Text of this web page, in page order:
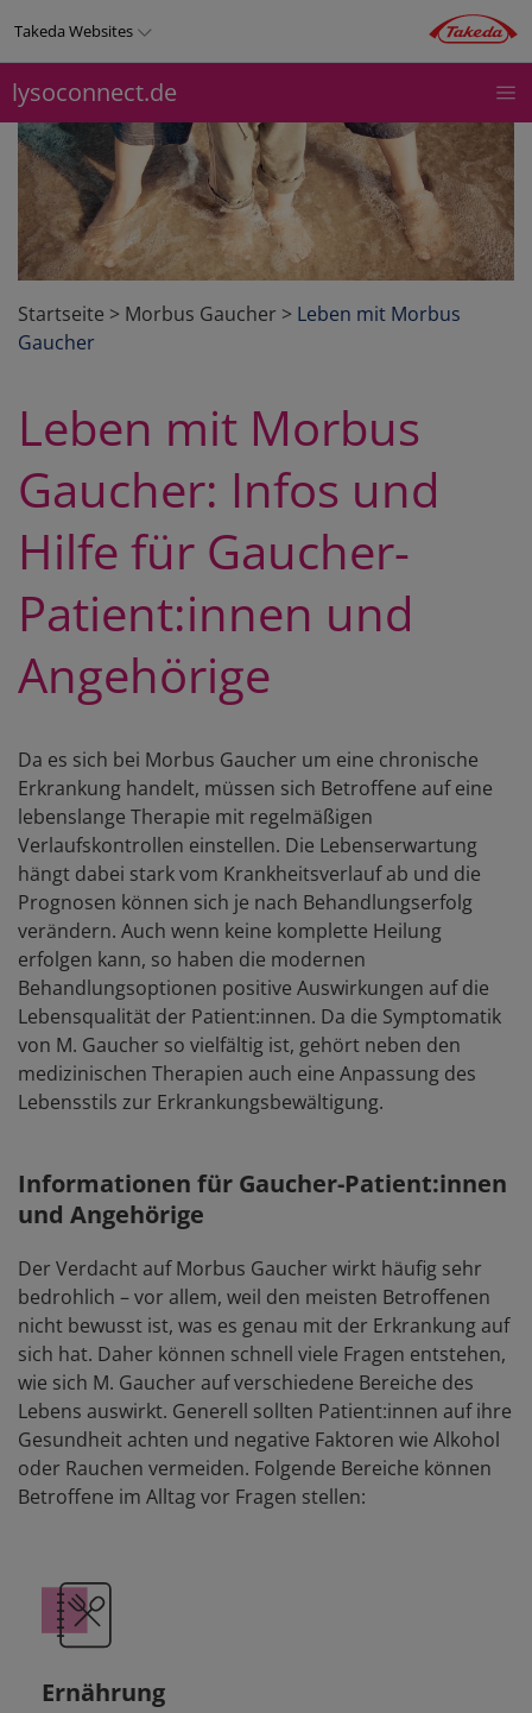
zum
Inhalt
Takeda Websites
Top
menu
LYSOCONNECT
lysoconnect.de
Startseite > Morbus Gaucher > Leben mit Morbus
Gaucher
Leben mit Morbus
Gaucher: Infos und
Hilfe für Gaucher-
Patient:innen und
Angehörige
Da es sich bei Morbus Gaucher um eine chronische
Erkrankung handelt, müssen sich Betroffene auf eine
lebenslange Therapie mit regelmäßigen
Verlaufskontrollen einstellen. Die Lebenserwartung
hängt dabei stark vom Krankheitsverlauf ab und die
Prognosen können sich je nach Behandlungserfolg
verändern. Auch wenn keine komplette Heilung
erfolgen kann, so haben die modernen
Behandlungsoptionen positive Auswirkungen auf die
Lebensqualität der Patient:innen. Da die Symptomatik
von M. Gaucher so vielfältig ist, gehört neben den
medizinischen Therapien auch eine Anpassung des
Lebensstils zur Erkrankungsbewältigung.
Informationen für Gaucher-Patient:innen
und Angehörige
Der Verdacht auf Morbus Gaucher wirkt häufig sehr
bedrohlich – vor allem, weil den meisten Betroffenen
nicht bewusst ist, was es genau mit der Erkrankung auf
sich hat. Daher können schnell viele Fragen entstehen,
wie sich M. Gaucher auf verschiedene Bereiche des
Lebens auswirkt. Generell sollten Patient:innen auf ihre
Gesundheit achten und negative Faktoren wie Alkohol
oder Rauchen vermeiden. Folgende Bereiche können
Betroffene im Alltag vor Fragen stellen:
Ernährung